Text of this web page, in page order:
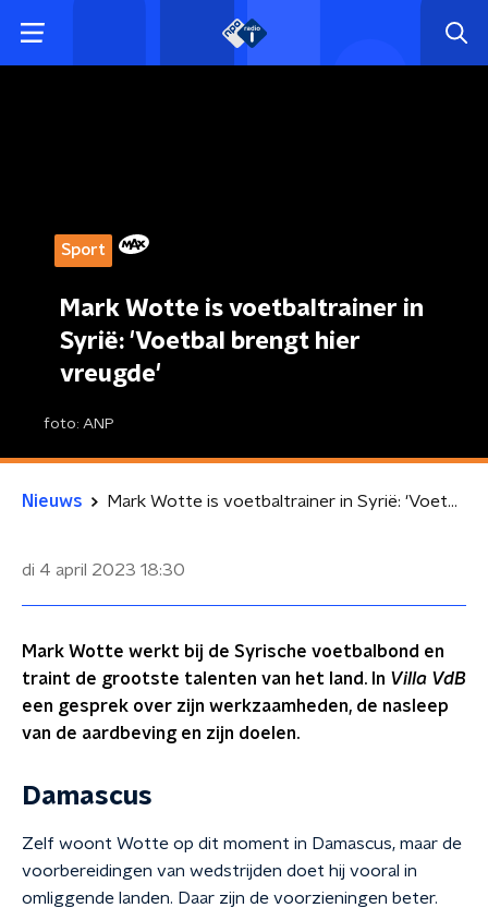
Sport
Mark Wotte is voetbaltrainer in
Syrië: 'Voetbal brengt hier
vreugde'
foto: ANP
Nieuws Mark Wotte is voetbaltrainer in Syrië: 'Voetbal brengt hier vreugde'
di 4 april 2023 18:30
Mark Wotte werkt bij de Syrische voetbalbond en
traint de grootste talenten van het land. In Villa VdB
een gesprek over zijn werkzaamheden, de nasleep
van de aardbeving en zijn doelen.
Damascus
Zelf woont Wotte op dit moment in Damascus, maar de
voorbereidingen van wedstrijden doet hij vooral in
omliggende landen. Daar zijn de voorzieningen beter.